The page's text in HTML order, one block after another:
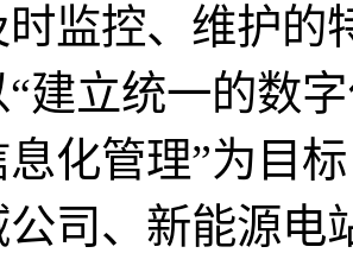
监控、维护的
建立统一的数
化管理”为目
司、新能源电